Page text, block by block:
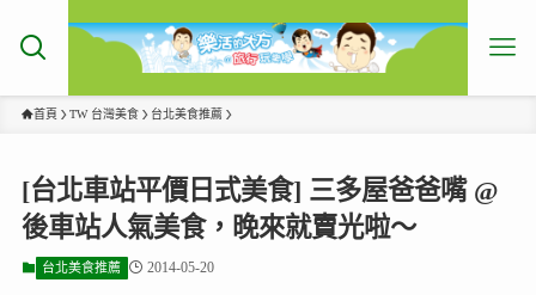
首頁 TW 台灣美食 台北美食推薦
[台北車站平價日式美食] 三多屋爸爸嘴 @
後車站人氣美食，晚來就賣光啦～
台北美食推薦 2014-05-20